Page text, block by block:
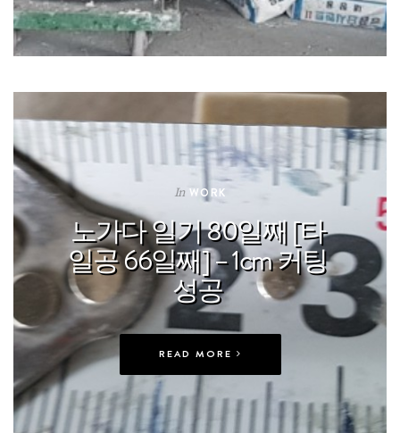
In WORK
노가다 일기 80일째 [타
일공 66일째] – 1cm 커팅
성공
READ MORE